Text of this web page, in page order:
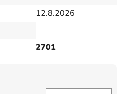
12.8.2026
2701